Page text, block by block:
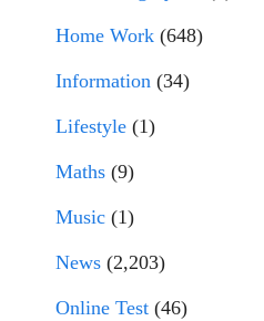
Home Work (648)
Information (34)
Lifestyle (1)
Maths (9)
Music (1)
News (2,203)
Online Test (46)